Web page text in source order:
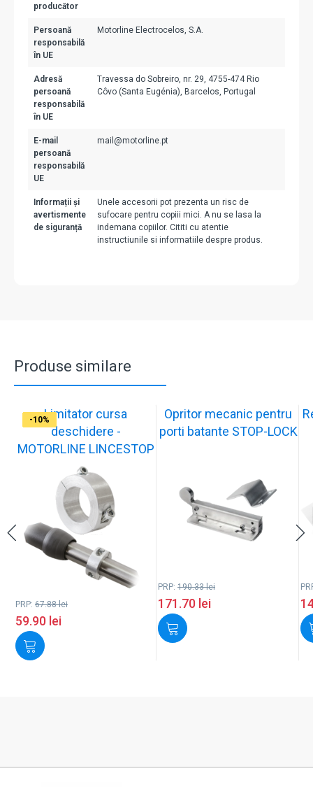
producător
Persoană
responsabilă
în UE
Motorline Electrocelos, S.A.
Adresă
persoană
responsabilă
în UE
Travessa do Sobreiro, nr. 29, 4755-474 Rio
Côvo (Santa Eugénia), Barcelos, Portugal
E-mail
persoană
responsabilă
UE
mail@motorline.pt
Informații și
avertismente
de siguranță
Unele accesorii pot prezenta un risc de
sufocare pentru copiii mici. A nu se lasa la
indemana copiilor. Cititi cu atentie
instructiunile si informatiile despre produs.
Produse similare
-12%Limitator cursa
deschidere -
MOTORLINE LINCESTOP
PRP: 67.88lei
59.90 lei
-10%
Opritor mecanic pentru
porti batante STOP-LOCK
PRP: 190.33lei
171.70 lei
-10%
-11%
-10%
-11%
-9%
-10%
-11%
-10%